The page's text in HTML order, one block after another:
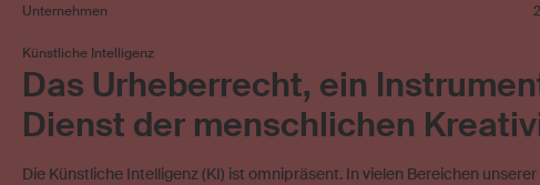
Unternehmen
Künstliche Intelligenz
Das Urheberrecht, ein
Dienst der menschlichen
Die Künstliche Intelligenz (KI) ist omnipräsent. In vielen Bereichen unserer